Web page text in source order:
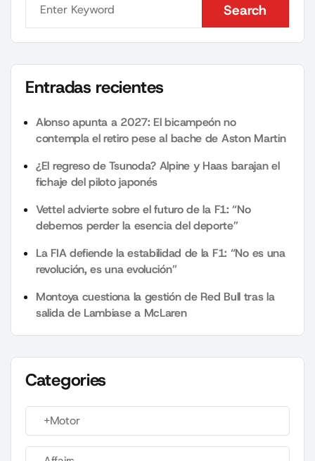
Search
Search
Entradas recientes
Alonso apunta a 2027: El bicampeón no
contempla el retiro pese al bache de Aston Martin
¿El regreso de Tsunoda? Alpine y Haas barajan el
fichaje del piloto japonés
Vettel advierte sobre el futuro de la F1: “No
debemos perder la esencia del deporte”
La FIA defiende la estabilidad de la F1: “No es una
revolución, es una evolución”
Montoya cuestiona la gestión de Red Bull tras la
salida de Lambiase a McLaren
Categories
+Motor